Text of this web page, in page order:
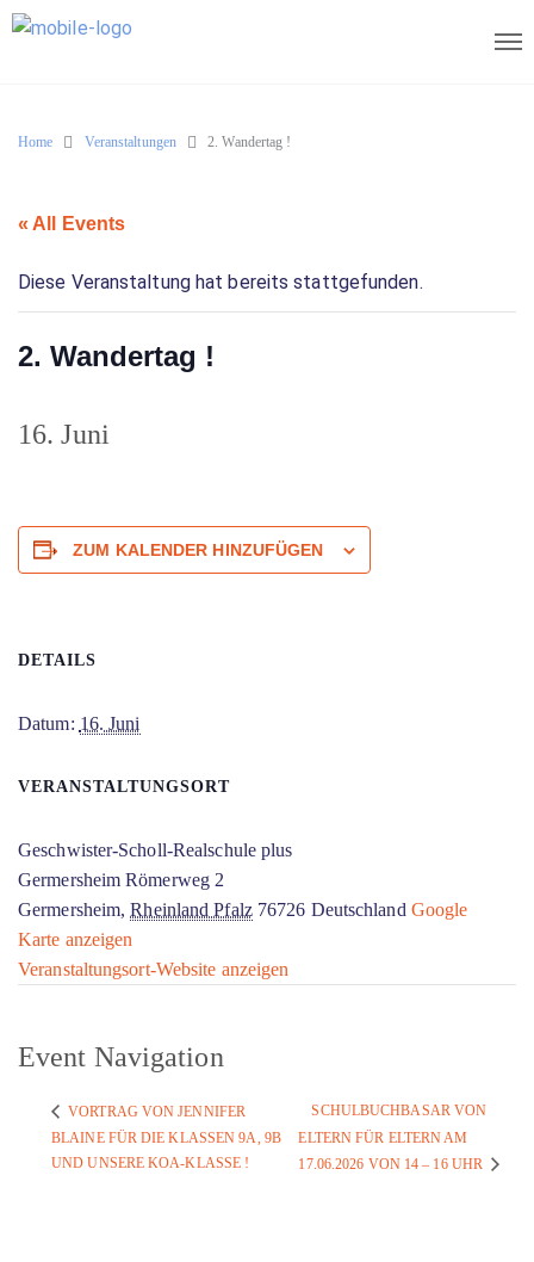
Home Veranstaltungen 2. Wandertag !
« All Events
Diese Veranstaltung hat bereits stattgefunden.
2. Wandertag !
16. Juni
ZUM KALENDER HINZUFÜGEN
DETAILS
Datum: 16. Juni
VERANSTALTUNGSORT
Geschwister-Scholl-Realschule plus
Germersheim Römerweg 2
Germersheim, Rheinland Pfalz 76726 Deutschland Google
Karte anzeigen
Veranstaltungsort-Website anzeigen
Event Navigation
VORTRAG VON JENNIFER
BLAINE FÜR DIE KLASSEN 9A, 9B
UND UNSERE KOA-KLASSE !
SCHULBUCHBASAR VON
ELTERN FÜR ELTERN AM
17.06.2026 VON 14 – 16 UHR